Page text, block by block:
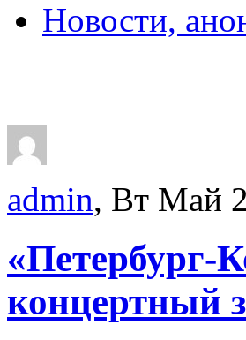
Новости,
admin, Вт Май
«Петербург-
концертный